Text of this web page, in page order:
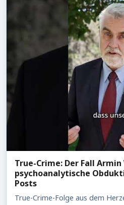
True-Crime: Der Fall
psychoanalytische
Posts
True-Crime-Folge aus dem